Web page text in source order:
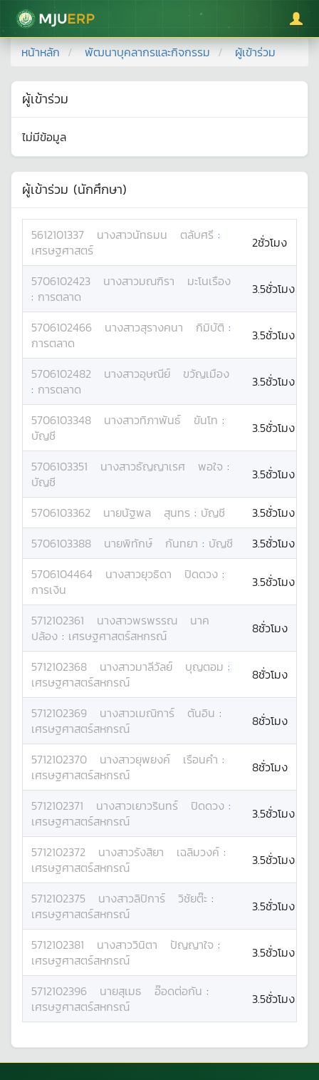
มหาวิทยาลัยแม่โจ้
หน้าหลัก พัฒนาบุคลากรและกิจกรรม ผู้เข้าร่วม
ผู้เข้าร่วม
ไม่มีข้อมูล
ผู้เข้าร่วม (นักศึกษา)
5612101337 นางสาวนัทธมน ตลับศรี :
เศรษฐศาสตร์
2ชั่วโมง
5706102423 นางสาวมณฑิรา
มะโนเรือง
: การตลาด 3.5ชั่วโมง
5706102466 นางสาวสุรางคนา กิมิบัติ :
การตลาด
3.5ชั่วโมง
5706102482 นางสาวอุษณีย์
ขวัญเมือง
: การตลาด 3.5ชั่วโมง
5706103348 นางสาวทิภาพันธ์ ขันโท :
บัญชี
3.5ชั่วโมง
5706103351 นางสาวธัญญาเรศ พอใจ :
บัญชี
3.5ชั่วโมง
5706103362 นายนัฐพล สุนทร : บัญชี
3.5ชั่วโมง
5706103388
นายพิทักษ์ กันทยา : บัญชี
3.5ชั่วโมง
5706104464
นางสาวยุวธิดา ปิดดวง :
การเงิน
3.5ชั่วโมง
5712102361 นางสาวพรพรรณ
นาค
ปล้อง : เศรษฐศาสตร์สหกรณ์ 8ชั่วโมง
5712102368 นางสาวมาลีวัลย์ บุญตอม :
เศรษฐศาสตร์สหกรณ์
8ชั่วโมง
5712102369 นางสาวเมณิการ์ ตันอิน :
เศรษฐศาสตร์สหกรณ์
8ชั่วโมง
5712102370 นางสาวยุพยงค์ เรือนคำ :
เศรษฐศาสตร์สหกรณ์
8ชั่วโมง
5712102371 นางสาวเยาวรินทร์ ปิดดวง :
เศรษฐศาสตร์สหกรณ์
3.5ชั่วโมง
5712102372 นางสาวรังสิยา เฉลิมวงค์ :
เศรษฐศาสตร์สหกรณ์
3.5ชั่วโมง
5712102375 นางสาวลิปิการ์ วิชัยต๊ะ :
เศรษฐศาสตร์สหกรณ์
3.5ชั่วโมง
5712102381 นางสาววินิตา ปัญญาใจ :
เศรษฐศาสตร์สหกรณ์
3.5ชั่วโมง
5712102396 นายสุเมธ อ๊อดต่อกัน :
เศรษฐศาสตร์สหกรณ์
3.5ชั่วโมง